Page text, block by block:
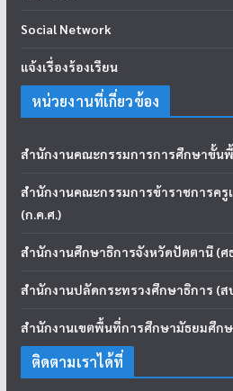
Social Network
แจ้งเรื่องร้องเรียน
หน่วยงานที่เกี่ยวข้อง
สำนักงานคณะกรรมการการศึกษาขั้น
สำนักงานคณะกรรมการข้าราชการค
(ก.ค.ศ.)
สำนักงานศึกษาธิการจังหวัดปัตตานี (ศ
สำนักงานปลัดกระทรวงศึกษาธิการ (ส
สำนักงานเขตพื้นที่การศึกษามัธยมศึก
ติดตามเราได้ที่